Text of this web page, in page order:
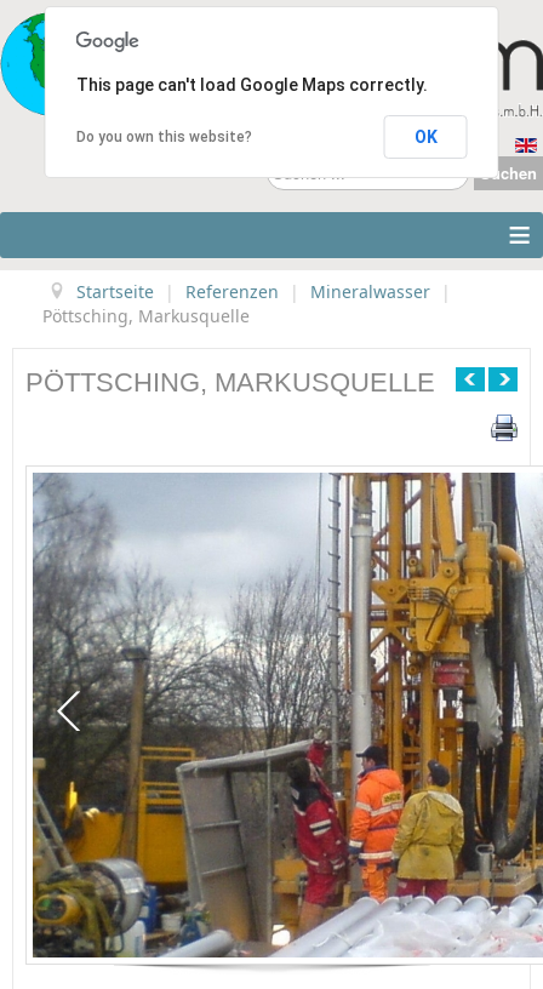
...
Suchen
≡
Startseite | Referenzen | Mineralwasser
|
Pöttsching, Markusquelle
PÖTTSCHING, MARKUSQUELLE
This page can't load Google Maps correctly.
Do you own this website? OK